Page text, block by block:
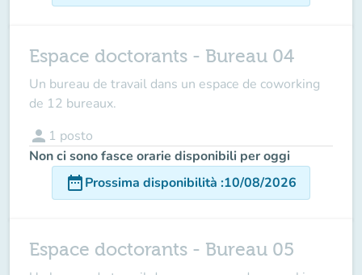
Espace doctorants - Bureau 04
Un bureau de travail dans un espace de coworking
de 12 bureaux.
person 1 posto
Non ci sono fasce orarie disponibili per oggi
date_rangeProssima disponibilità :10/08/2026
Espace doctorants - Bureau 05